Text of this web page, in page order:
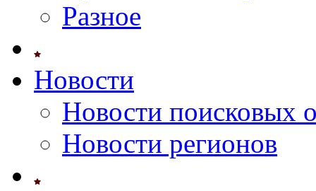
Разное
Новости
Новости поисковых
Новости регионов